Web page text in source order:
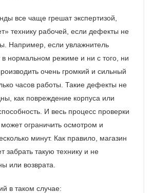
все чаще грешат экспертизой,
технику рабочей, если дефекты не
Например, если увлажнитель
в нормальном режиме и ни с того, ни
очень громкий и сильный
часов работы. Такие дефекты не
как повреждение корпуса или
И весь процесс проверки
ограничить осмотром и
минут. Как правило, магазин
забрать такую технику и не
или возврата.
в таком случае: